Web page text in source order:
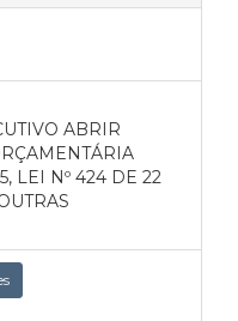
ABRIR
LEI Nº 424 DE 22